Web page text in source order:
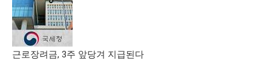
근로장려금, 3주 앞당겨 지급된다